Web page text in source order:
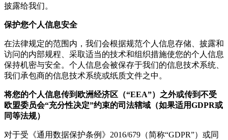
披露给我们。
保护您个人信息安全
在法律规定的范围内，我们会根据规范个人信息存储、披露和
访问的内部规程、采取适当的技术和组织措施使您的个人信息
保持机密与安全。个人信息会被保存于我们的信息技术系统、
我们承包商的信息技术系统或纸质文件之中。
将您的个人信息传到欧洲经济区（“EEA”）之外或传到不受
欧盟委员会“充分性决定”约束的司法辖域（如果适用GDPR或
同等法规）
对于受《通用数据保护条例》2016/679（简称“GDPR”）或同